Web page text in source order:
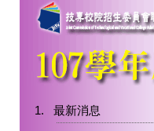
最新消息